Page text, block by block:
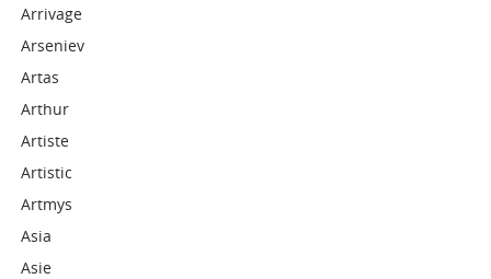
Arrivage
Arseniev
Artas
Arthur
Artiste
Artistic
Artmys
Asia
Asie